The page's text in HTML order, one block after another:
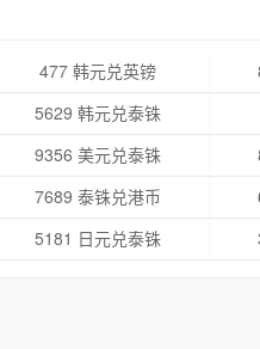
477 韩元兑英镑
5629 韩元兑泰铢
9356 美元兑泰铢
7689 泰铢兑港币
5181 日元兑泰铢